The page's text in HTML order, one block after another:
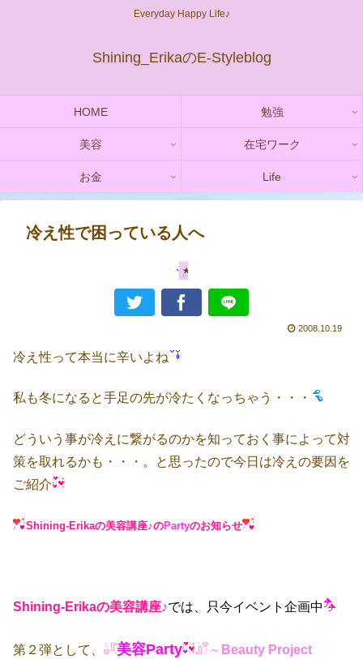
Everyday Happy Life♪
Shining_ErikaのE-Styleblog
HOME 勉強
美容 在宅ワーク
お金 Life
冷え性で困っている人へ
2008.10.19
冷え性って本当に辛いよね
私も冬になると手足の先が冷たくなっちゃう・・・
どういう事が冷えに繋がるのかを知っておく事によって対
策を取れるかも・・・。と思ったので今日は冷えの要因を
ご紹介
Shining-Erikaの美容講座♪のPartyのお知らせ
Shining-Erikaの美容講座♪では、只今イベント企画中
第２弾として、 美容Party ～ Beauty Project